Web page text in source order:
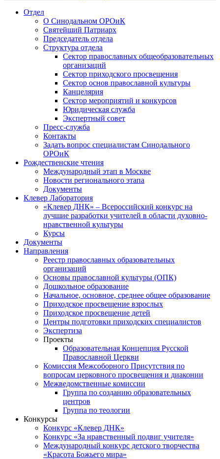
Отдел
О Синодальном ОРОиК
Святейший Патриарх
Председатель отдела
Структура отдела
Сектор православных общеобразовательных
организаций
Сектор приходского просвещения
Сектор основ православной культуры
Канцелярия
Сектор мероприятий и конкурсов
Юридическая служба
Экспертный совет
Пресс-служба
Контакты
Задать вопрос специалистам Синодального
ОРОиК
Рождественские чтения
Международный этап в Москве
Новости регионального этапа
Документы
Клевер Лаборатория
«Клевер ДНК» – Всероссийский конкурс на
лучшие разработки учителей в области духовно-
нравственной культуры
Курсы
Документы
Направления
Реестр православных образовательных
организаций
Основы православной культуры (ОПК)
Дошкольное образование
Начальное, основное, среднее общее образование
Приходское просвещение взрослых
Приходское просвещение детей
Центры подготовки приходских специалистов
Экспертиза
Проекты
Образовательная Концепция Русской
Православной Церкви
Комиссия Межсоборного Присутствия по
вопросам церковного просвещения и диаконии
Межведомственные комиссии
Группа по созданию образовательных
центров
Группа по теологии
Конкурсы
Конкурс «Клевер ДНК»
Конкурс «За нравственный подвиг учителя»
Международный конкурс детского творчества
«Красота Божьего мира»